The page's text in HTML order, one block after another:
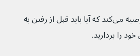
دندانپزشک به شما توصیه می‌کند که آیا باید قبل از رفتن به
را بردارید.